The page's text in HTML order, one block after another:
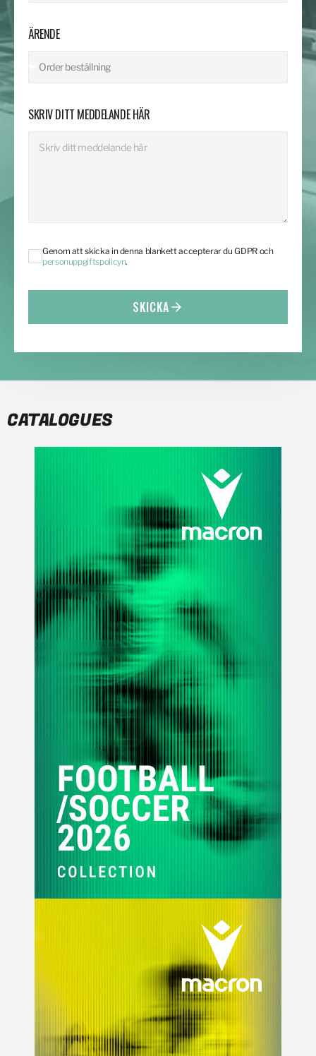
ÄRENDE
SKRIV DITT MEDDELANDE HÄR
Genom att skicka in denna blankett accepterar du GDPR och
personuppgiftspolicyn.
SKICKA
CATALOGUES